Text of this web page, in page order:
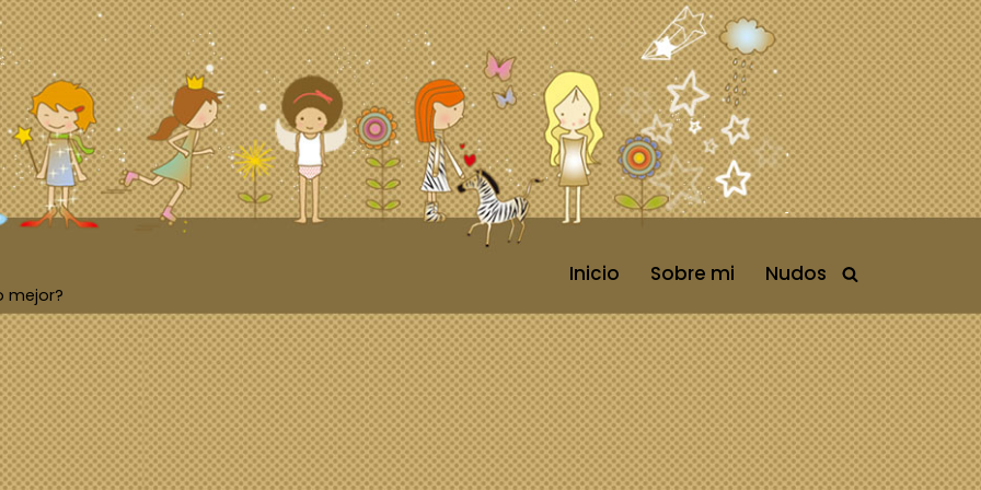
mejor?
Inicio Sobre mi Nudos